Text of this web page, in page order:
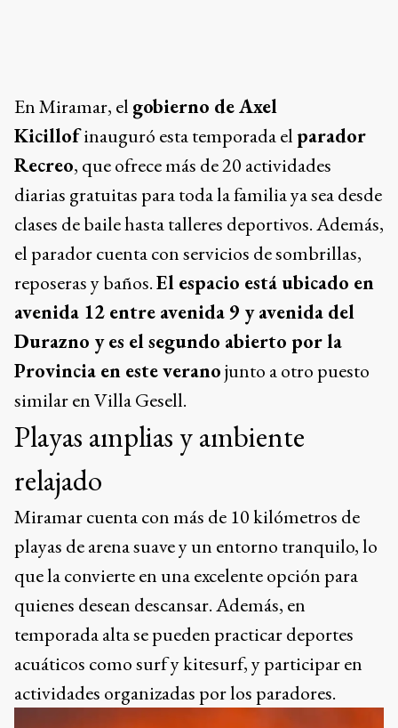
Durazno y es el segundo abierto por la
Provincia en este veranojunto a otro puesto
similar en Villa Gesell.
Playas amplias y ambiente
relajado
Miramar cuenta con más de 10 kilómetros de
playas de arena suave y un entorno tranquilo, lo
que la convierte en una excelente opción para
quienes desean descansar. Además, en
temporada alta se pueden practicar deportes
acuáticos como surf y kitesurf, y participar en
actividades organizadas por los paradores.